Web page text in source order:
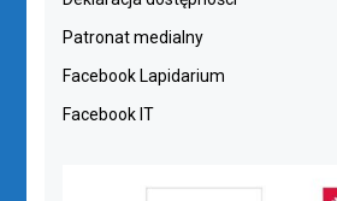
Patronat medialny
Facebook Lapidarium
Facebook IT